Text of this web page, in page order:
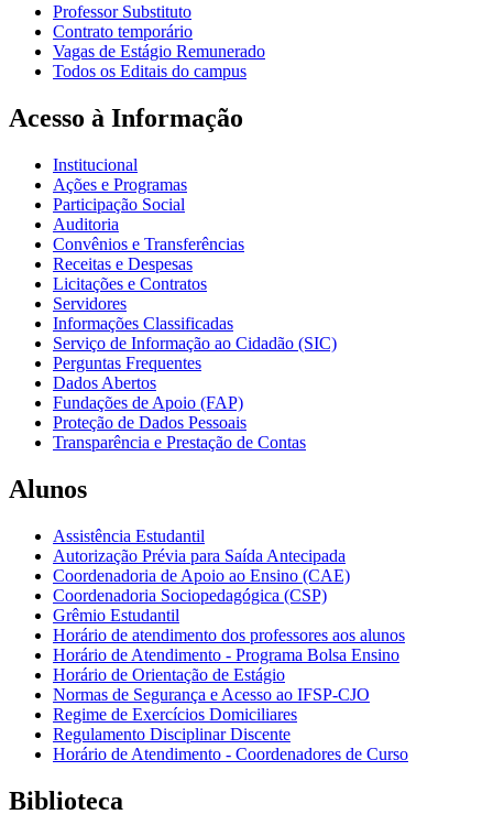
Professor Substituto
Contrato temporário
Vagas de Estágio Remunerado
Todos os Editais do campus
Acesso à Informação
Institucional
Ações e Programas
Participação Social
Auditoria
Convênios e Transferências
Receitas e Despesas
Licitações e Contratos
Servidores
Informações Classificadas
Serviço de Informação ao Cidadão (SIC)
Perguntas Frequentes
Dados Abertos
Fundações de Apoio (FAP)
Proteção de Dados Pessoais
Transparência e Prestação de Contas
Alunos
Assistência Estudantil
Autorização Prévia para Saída Antecipada
Coordenadoria de Apoio ao Ensino (CAE)
Coordenadoria Sociopedagógica (CSP)
Grêmio Estudantil
Horário de atendimento dos professores aos alunos
Horário de Atendimento - Programa Bolsa Ensino
Horário de Orientação de Estágio
Normas de Segurança e Acesso ao IFSP-CJO
Regime de Exercícios Domiciliares
Regulamento Disciplinar Discente
Horário de Atendimento - Coordenadores de Curso
Biblioteca